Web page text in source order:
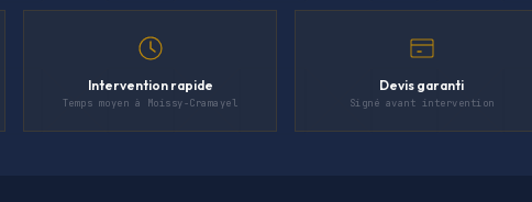
Intervention rapide
Temps moyen à Moissy-Cramayel
Devis garanti
Signé avant intervention